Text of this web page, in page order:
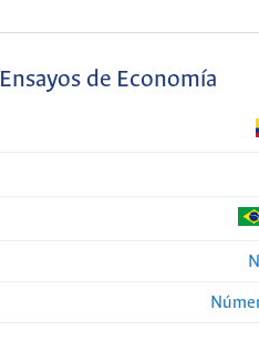
Ensayos de Economía